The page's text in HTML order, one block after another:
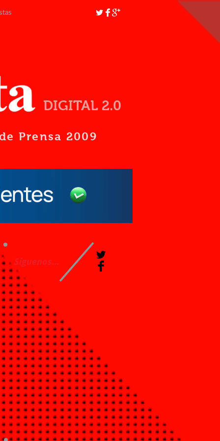
DIGITAL 2.0
Prensa 2009
Síguenos...